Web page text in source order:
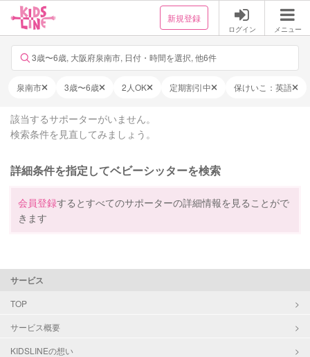
新規登録
ログイン メニュー
3歳〜6歳, 大阪府泉南市, 日付・時間を選択, 他6件
泉南市 3歳〜6歳 2人OK 定期割引中 保けいこ：英語
該当するサポーターがいません。
検索条件を見直してみましょう。
詳細条件を指定してベビーシッターを検索
会員登録するとすべてのサポーターの詳細情報を見ることがで
きます
サービス
TOP
サービス概要
KIDSLINEの想い